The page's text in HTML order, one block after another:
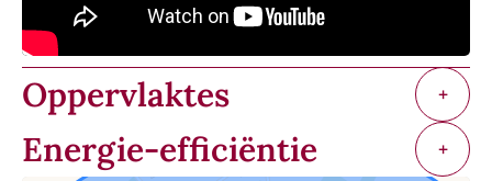
Oppervlaktes +
Energie-efficiëntie +